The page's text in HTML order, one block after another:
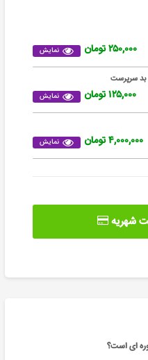
نمایش ۲۵۰,۰۰۰ تومان
بد سرپرست
نمایش ۱۲۵,۰۰۰ تومان
نمایش ۴,۰۰۰,۰۰۰ تومان
شهریه
ای است؟